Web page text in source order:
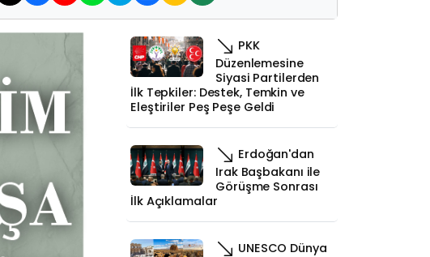
PKK
Düzenlemesine
Siyasi Partilerden
İlk Tepkiler: Destek, Temkin ve
Eleştiriler Peş Peşe Geldi
Erdoğan'dan
Irak Başbakanı ile
Görüşme Sonrası
İlk Açıklamalar
UNESCO Dünya